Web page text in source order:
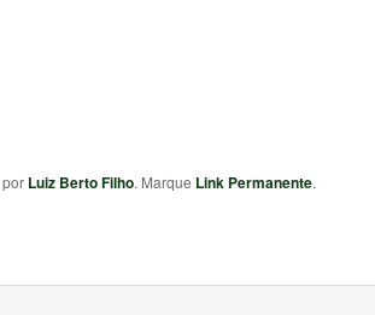
por Luiz Berto Filho. Marque Link Permanente.